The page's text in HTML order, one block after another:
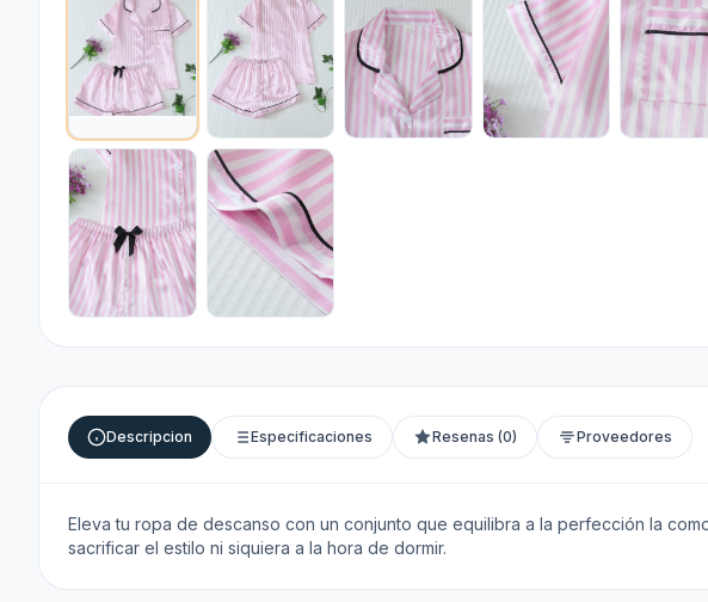
Descripcion Especificaciones Resenas (0) Proveedores
Eleva tu ropa de descanso con un conjunto que equilibra a la perfección la
sacrificar el estilo ni siquiera a la hora de dormir.